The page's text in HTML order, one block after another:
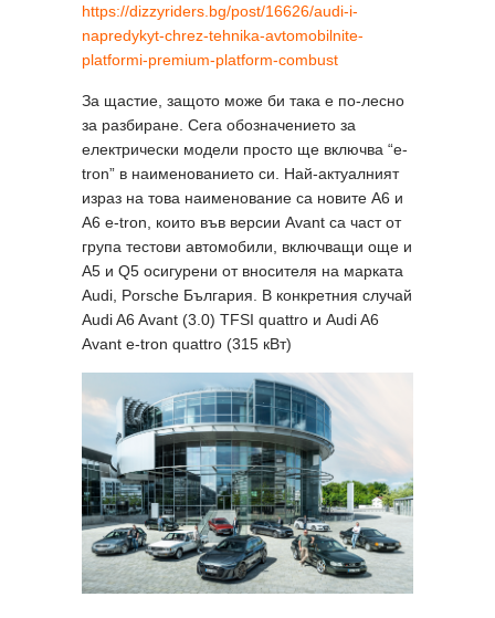
https://dizzyriders.bg/post/16626/audi-i-
napredykyt-chrez-tehnika-avtomobilnite-
platformi-premium-platform-combust
За щастие, защото може би така е по-лесно
за разбиране. Сега обозначението за
електрически модели просто ще включва “e-
tron” в наименованието си. Най-актуалният
израз на това наименование са новите A6 и
A6 e-tron, които във версии Avant са част от
група тестови автомобили, включващи още и
A5 и Q5 осигурени от вносителя на марката
Audi, Porsche България. В конкретния случай
Audi A6 Avant (3.0) TFSI quattro и Audi A6
Avant e-tron quattro (315 кВт)